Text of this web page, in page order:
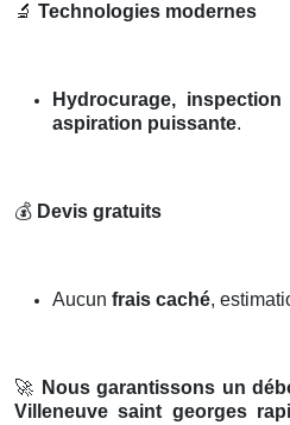
🔬 Technologies modernes
Hydrocurage,
aspiration puissante.
💰 Devis gratuits
Aucun frais caché,
🚀 Nous garantissons un
Villeneuve saint georges